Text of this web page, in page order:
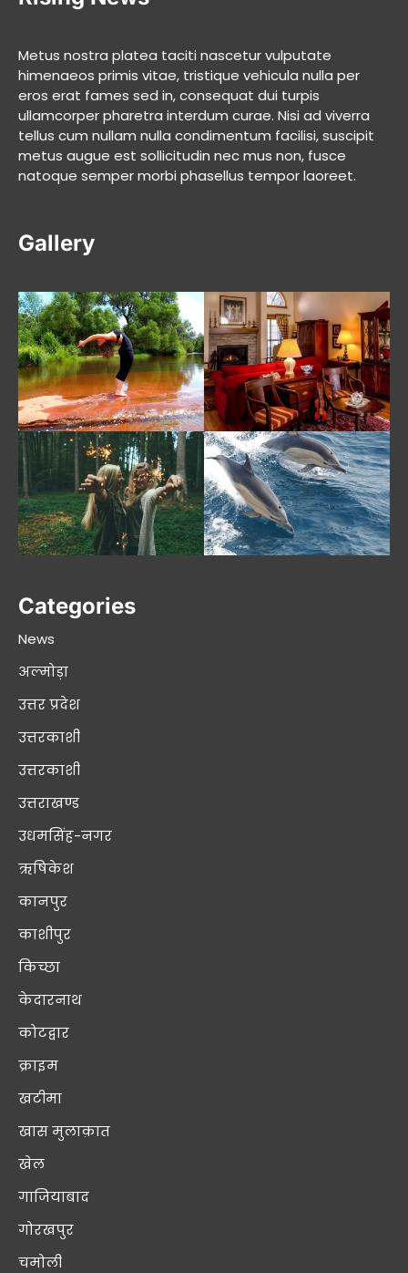
Metus nostra platea taciti nascetur vulputate
himenaeos primis vitae, tristique vehicula nulla per
eros erat fames sed in, consequat dui turpis
ullamcorper pharetra interdum curae. Nisi ad viverra
tellus cum nullam nulla condimentum facilisi, suscipit
metus augue est sollicitudin nec mus non, fusce
natoque semper morbi phasellus tempor laoreet.
Gallery
Categories
News
अल्मोड़ा
उत्तर प्रदेश
उत्तरकाशी
उत्तरकाशी
उत्तराखण्ड
उधमसिंह-नगर
ऋषिकेश
कानपुर
काशीपुर
किच्छा
केदारनाथ
कोटद्वार
क्राइम
खटीमा
खास मुलाक़ात
खेल
गाजियाबाद
गोरखपुर
चमोली